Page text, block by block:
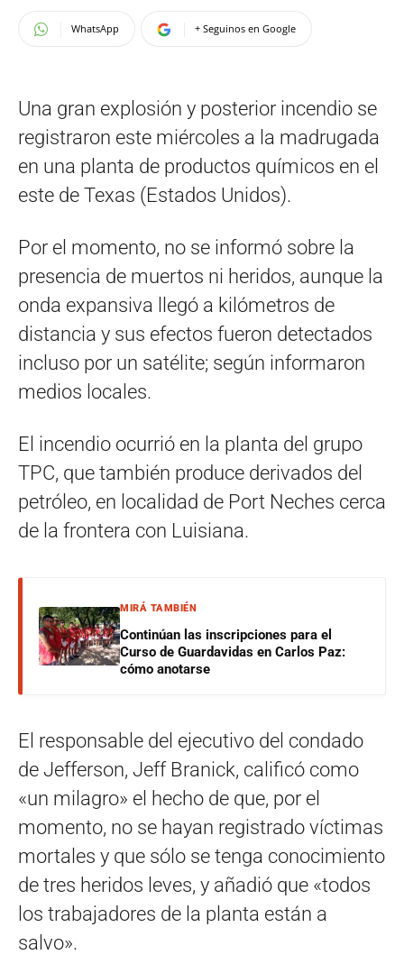
WhatsApp + Seguinos en Google
Una gran explosión y posterior incendio se
registraron este miércoles a la madrugada
en una planta de productos químicos en el
este de Texas (Estados Unidos).
Por el momento, no se informó sobre la
presencia de muertos ni heridos, aunque la
onda expansiva llegó a kilómetros de
distancia y sus efectos fueron detectados
incluso por un satélite; según informaron
medios locales.
El incendio ocurrió en la planta del grupo
TPC, que también produce derivados del
petróleo, en localidad de Port Neches cerca
de la frontera con Luisiana.
MIRÁ TAMBIÉN
Continúan las inscripciones para el
Curso de Guardavidas en Carlos Paz:
cómo anotarse
El responsable del ejecutivo del condado
de Jefferson, Jeff Branick, calificó como
«un milagro» el hecho de que, por el
momento, no se hayan registrado víctimas
mortales y que sólo se tenga conocimiento
de tres heridos leves, y añadió que «todos
los trabajadores de la planta están a
salvo».